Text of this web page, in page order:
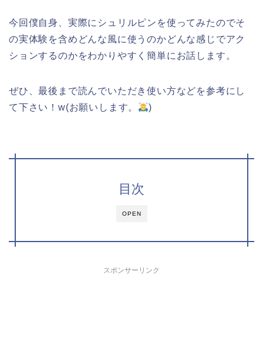
今回僕自身、実際にシュリルピンを使ってみたのでそ
の実体験を含めどんな風に使うのかどんな感じでアク
ションするのかをわかりやすく簡単にお話します。
ぜひ、最後まで読んでいただき使い方などを参考にし
て下さい！w(お願いします。
)
OPEN
目次
スポンサーリンク